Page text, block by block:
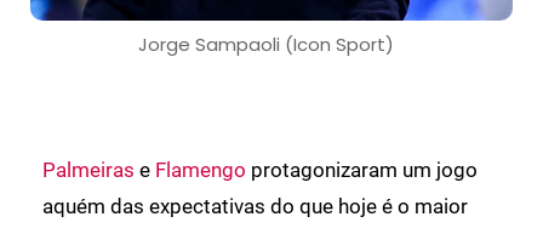
Jorge Sampaoli (Icon Sport)
Palmeiras e Flamengo protagonizaram um jogo
aquém das expectativas do que hoje é o maior